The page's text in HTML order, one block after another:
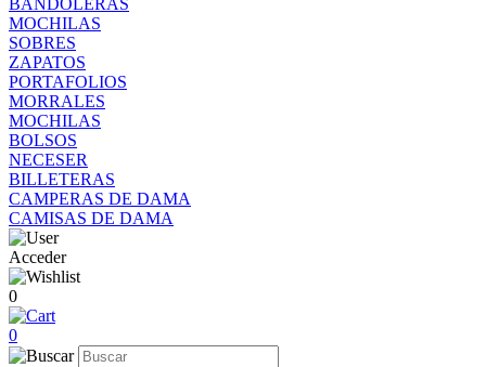
BANDOLERAS
MOCHILAS
SOBRES
ZAPATOS
PORTAFOLIOS
MORRALES
MOCHILAS
BOLSOS
NECESER
BILLETERAS
CAMPERAS DE DAMA
CAMISAS DE DAMA
Acceder
0
0